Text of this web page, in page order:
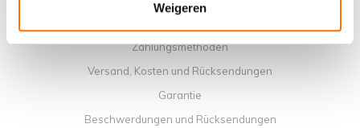
Weigeren
Zahlungsmethoden
Versand, Kosten und Rücksendungen
Garantie
Beschwerdungen und Rücksendungen